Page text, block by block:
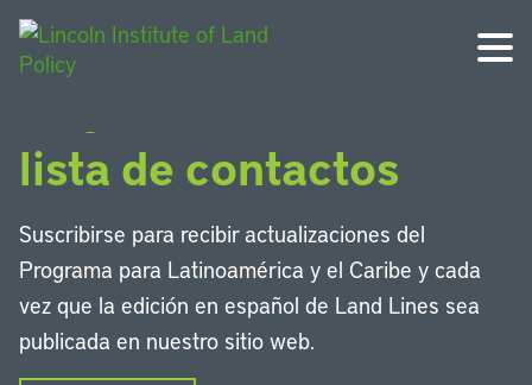
lista de contactos
Suscribirse para recibir actualizaciones del
Programa para Latinoamérica y el Caribe y cada
vez que la edición en español de Land Lines sea
publicada en nuestro sitio web.